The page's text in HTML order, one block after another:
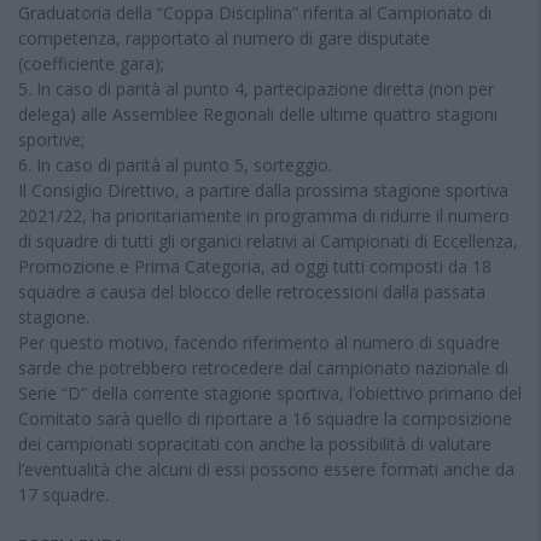
Graduatoria della “Coppa Disciplina” riferita al Campionato di
competenza, rapportato al numero di gare disputate
(coefficiente gara);
5. In caso di parità al punto 4, partecipazione diretta (non per
delega) alle Assemblee Regionali delle ultime quattro stagioni
sportive;
6. In caso di parità al punto 5, sorteggio.
Il Consiglio Direttivo, a partire dalla prossima stagione sportiva
2021/22, ha prioritariamente in programma di ridurre il numero
di squadre di tutti gli organici relativi ai Campionati di Eccellenza,
Promozione e Prima Categoria, ad oggi tutti composti da 18
squadre a causa del blocco delle retrocessioni dalla passata
stagione.
Per questo motivo, facendo riferimento al numero di squadre
sarde che potrebbero retrocedere dal campionato nazionale di
Serie “D” della corrente stagione sportiva, l’obiettivo primario del
Comitato sarà quello di riportare a 16 squadre la composizione
dei campionati sopracitati con anche la possibilità di valutare
l’eventualità che alcuni di essi possono essere formati anche da
17 squadre.